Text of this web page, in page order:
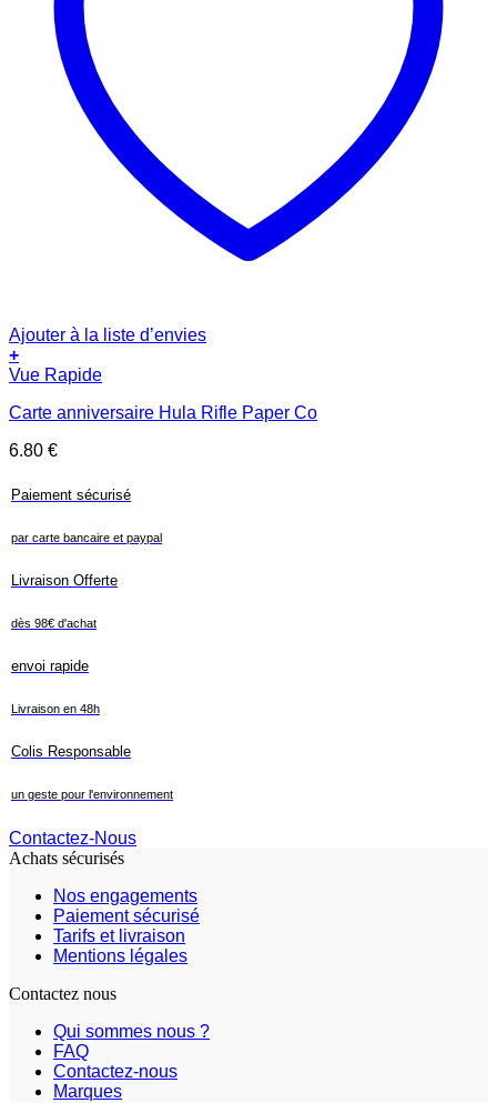
Ajouter à la liste d’envies
+
Vue Rapide
Carte anniversaire Hula Rifle Paper Co
6.80 €
Paiement sécurisé
par carte bancaire et paypal
Livraison Offerte
dès 98€ d'achat
envoi rapide
Livraison en 48h
Colis Responsable
un geste pour l'environnement
Contactez-Nous
Achats sécurisés
Nos engagements
Paiement sécurisé
Tarifs et livraison
Mentions légales
Contactez nous
Qui sommes nous ?
FAQ
Contactez-nous
Marques